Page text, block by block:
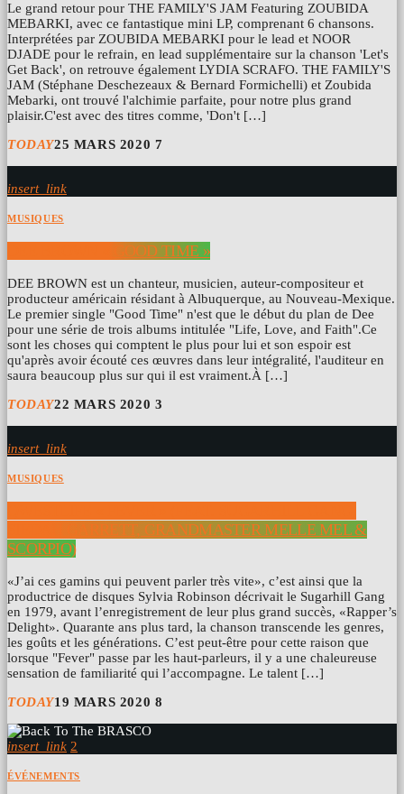
Le grand retour pour THE FAMILY'S JAM Featuring ZOUBIDA
MEBARKI, avec ce fantastique mini LP, comprenant 6 chansons.
Interprétées par ZOUBIDA MEBARKI pour le lead et NOOR
DJADE pour le refrain, en lead supplémentaire sur la chanson 'Let's
Get Back', on retrouve également LYDIA SCRAFO. THE FAMILY'S
JAM (Stéphane Deschezeaux & Bernard Formichelli) et Zoubida
Mebarki, ont trouvé l'alchimie parfaite, pour notre plus grand
plaisir.C'est avec des titres comme, 'Don't […]
TODAY25 MARS 2020 7
insert_link
MUSIQUES
DEE BROWN « GOOD TIME »
DEE BROWN est un chanteur, musicien, auteur-compositeur et
producteur américain résidant à Albuquerque, au Nouveau-Mexique.
Le premier single "Good Time" n'est que le début du plan de Dee
pour une série de trois albums intitulée "Life, Love, and Faith".Ce
sont les choses qui comptent le plus pour lui et son espoir est
qu'après avoir écouté ces œuvres dans leur intégralité, l'auditeur en
saura beaucoup plus sur qui il est vraiment.À […]
TODAY22 MARS 2020 3
insert_link
MUSIQUES
SIEDAH GARRETT, GRANDMASTER MELLE MEL &
SCORPIO)
«J’ai ces gamins qui peuvent parler très vite», c’est ainsi que la
productrice de disques Sylvia Robinson décrivait le Sugarhill Gang
en 1979, avant l’enregistrement de leur plus grand succès, «Rapper’s
Delight». Quarante ans plus tard, la chanson transcende les genres,
les goûts et les générations. C’est peut-être pour cette raison que
lorsque "Fever" passe par les haut-parleurs, il y a une chaleureuse
sensation de familiarité qui l’accompagne. Le talent […]
TODAY19 MARS 2020 8
insert_link 2
ÉVÉNEMENTS